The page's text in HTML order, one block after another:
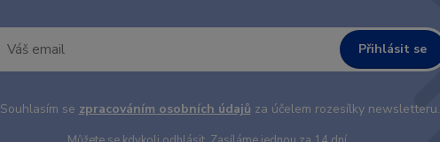
Přihlásit se
Souhlasím se zpracováním osobních údajů za účelem rozesílky newsletteru.